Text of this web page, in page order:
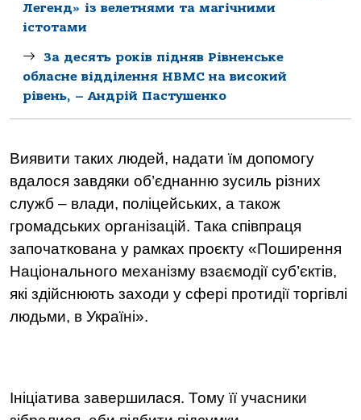
Легенд» із велетнями та магічними
істотами
За десять років підняв Рівненське
обласне відділення НВМС на високий
рівень, – Андрій Пастушенко
Виявити таких людей, надати їм допомогу
вдалося завдяки об’єднанню зусиль різних
служб – влади, поліцейських, а також
громадських організацій. Така співпраця
започаткована у рамках проєкту «Поширення
Національного механізму взаємодії суб’єктів,
які здійснюють заходи у сфері протидії торгівлі
людьми, в Україні».
Ініціатива завершилася. Тому її учасники